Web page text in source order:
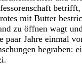
mit Butter
zu öffnen wagt
paar Jahre einmal
begraben: